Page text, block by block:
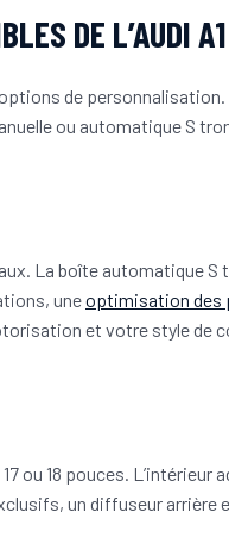
DE L’AUDI
de
ou automatique S
La boîte automatique
uneoptimisation des
et votre style de
ou 18 pouces.
un diffuseur arrière